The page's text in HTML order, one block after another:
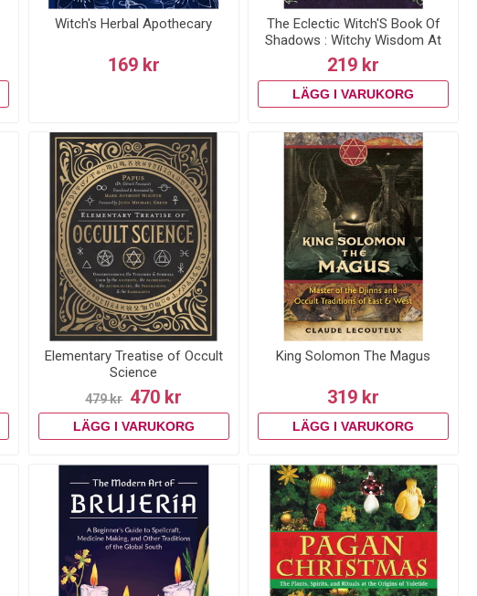
Witch's Herbal Apothecary
169 kr
The Eclectic Witch'S Book Of
Shadows : Witchy Wisdom At
Your Fingertips
219 kr
Elementary Treatise of Occult
Science
479 kr 470 kr
King Solomon The Magus
319 kr